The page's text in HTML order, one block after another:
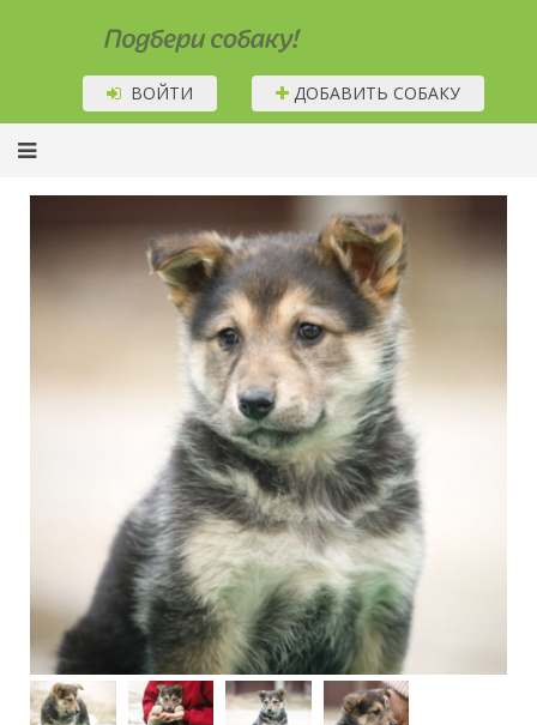
Подбери собаку!
ВОЙТИ ДОБАВИТЬ СОБАКУ